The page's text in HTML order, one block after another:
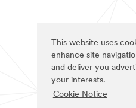
This website uses
enhance site
and deliver you
your interests.
Cookie Notice